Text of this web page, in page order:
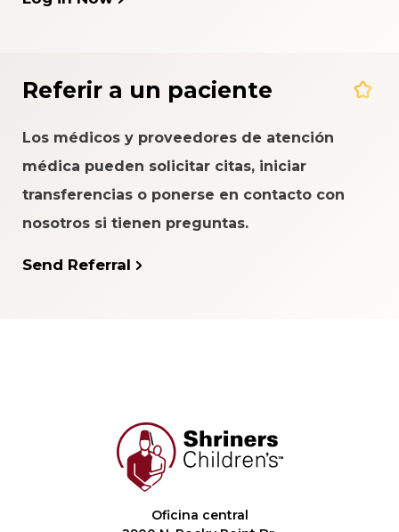
Referir a un paciente
Los médicos y proveedores de atención
médica pueden solicitar citas, iniciar
transferencias o ponerse en contacto con
nosotros si tienen preguntas.
Send Referral
Oficina central